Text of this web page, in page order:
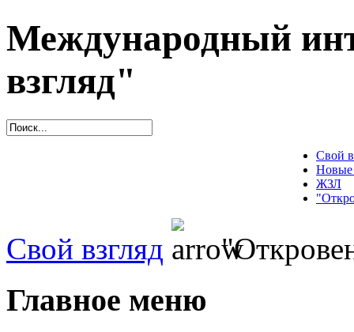
Международный
взгляд"
Свой
Новые
ЖЗЛ
Свой взгляд
Главное меню